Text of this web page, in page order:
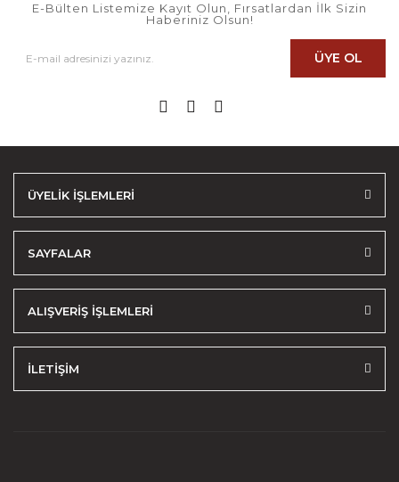
E-Bülten Listemize Kayıt Olun, Fırsatlardan İlk Sizin
Haberiniz Olsun!
ÜYE OL
ÜYELİK İŞLEMLERİ
SAYFALAR
ALIŞVERİŞ İŞLEMLERİ
İLETİŞİM